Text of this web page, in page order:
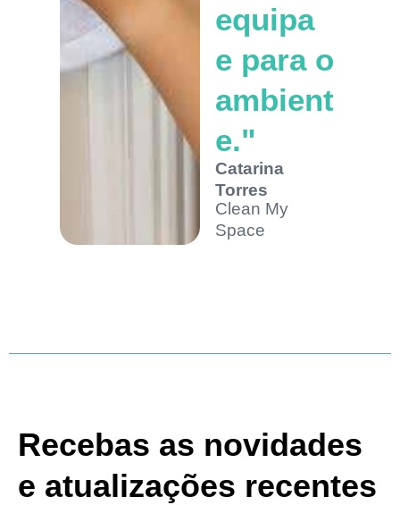
equipa
e para o
ambient
e."
Catarina
Torres
Clean My
Space
Recebas as novidades
e atualizações recentes